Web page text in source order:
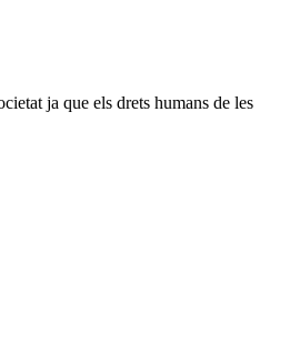
ja que els drets humans de les